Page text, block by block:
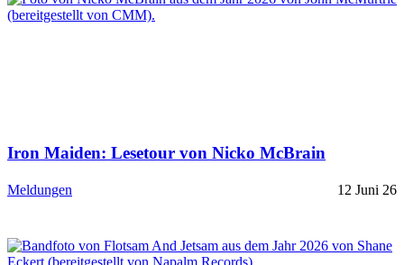
Iron Maiden: Lesetour von Nicko McBrain
Meldungen 12 Juni 26